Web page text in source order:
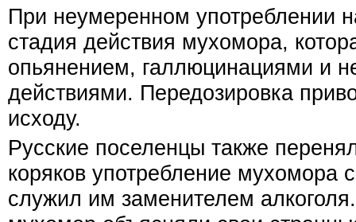
При неумеренном употреблении
стадия действия мухомора,
опьянением, галлюцинациями и
действиями. Передозировка
исходу.
Русские поселенцы также
коряков употребление мухомора
служил им заменителем